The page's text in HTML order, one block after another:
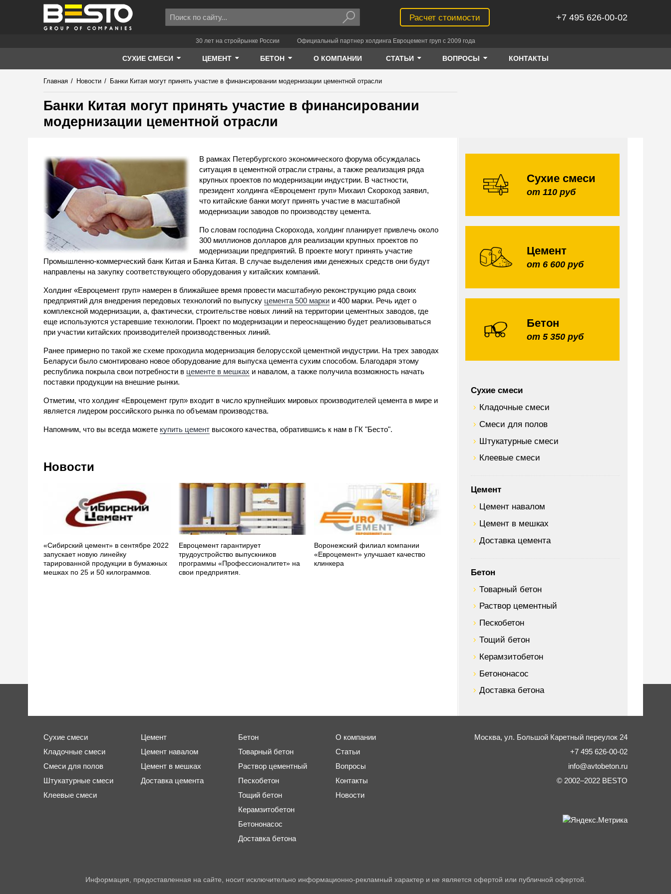
Расчет стоимости +7 495 626-00-02
30 лет на стройрынке России Официальный партнер холдинга Евроцемент груп с 2009 года
СУХИЕ СМЕСИ ЦЕМЕНТ БЕТОН О КОМПАНИИ СТАТЬИ ВОПРОСЫ КОНТАКТЫ
Главная / Новости / Банки Китая могут принять участие в финансировании модернизации цементной отрасли
Банки Китая могут принять участие в финансировании
модернизации цементной отрасли
В рамках Петербургского экономического форума обсуждалась
ситуация в цементной отрасли страны, а также реализация ряда
крупных проектов по модернизации индустрии. В частности,
президент холдинга «Евроцемент груп» Михаил Скороход заявил,
что китайские банки могут принять участие в масштабной
модернизации заводов по производству цемента.
По словам господина Скорохода, холдинг планирует привлечь около
300 миллионов долларов для реализации крупных проектов по
модернизации предприятий. В проекте могут принять участие
Промышленно-коммерческий банк Китая и Банка Китая. В случае выделения ими денежных средств они будут
направлены на закупку соответствующего оборудования у китайских компаний.
Холдинг «Евроцемент груп» намерен в ближайшее время провести масштабную реконструкцию ряда своих
предприятий для внедрения передовых технологий по выпуску цемента 500 марки и 400 марки. Речь идет о
комплексной модернизации, а, фактически, строительстве новых линий на территории цементных заводов, где
еще используются устаревшие технологии. Проект по модернизации и переоснащению будет реализовываться
при участии китайских производителей производственных линий.
Ранее примерно по такой же схеме проходила модернизация белорусской цементной индустрии. На трех заводах
Беларуси было смонтировано новое оборудование для выпуска цемента сухим способом. Благодаря этому
республика покрыла свои потребности в цементе в мешках и навалом, а также получила возможность начать
поставки продукции на внешние рынки.
Отметим, что холдинг «Евроцемент груп» входит в число крупнейших мировых производителей цемента в мире и
является лидером российского рынка по объемам производства.
Напомним, что вы всегда можете купить цемент высокого качества, обратившись к нам в ГК "Бесто".
Новости
«Сибирский цемент» в сентябре 2022
запускает новую линейку
тарированной продукции в бумажных
мешках по 25 и 50 килограммов.
Евроцемент гарантирует
трудоустройство выпускников
программы «Профессионалитет» на
свои предприятия.
Воронежский филиал компании
«Евроцемент» улучшает качество
клинкера
Сухие смеси
от 110 руб
Цемент
от 6 600 руб
Бетон
от 5 350 руб
Сухие смеси
Кладочные смеси
Смеси для полов
Штукатурные смеси
Клеевые смеси
Цемент
Цемент навалом
Цемент в мешках
Доставка цемента
Бетон
Товарный бетон
Раствор цементный
Пескобетон
Тощий бетон
Керамзитобетон
Бетононасос
Доставка бетона
Сухие смеси
Кладочные смеси
Смеси для полов
Штукатурные смеси
Клеевые смеси
Цемент
Цемент навалом
Цемент в мешках
Доставка цемента
Бетон
Товарный бетон
Раствор цементный
Пескобетон
Тощий бетон
Керамзитобетон
Бетононасос
Доставка бетона
О компании
Статьи
Вопросы
Контакты
Новости
Москва, ул. Большой Каретный переулок 24
+7 495 626-00-02
info@avtobeton.ru
© 2002–2022 BESTO
Информация, предоставленная на сайте, носит исключительно информационно-рекламный характер и не является офертой или публичной офертой.